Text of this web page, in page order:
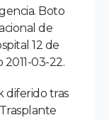
Boto
de
12 de
03-22.
diferido tras